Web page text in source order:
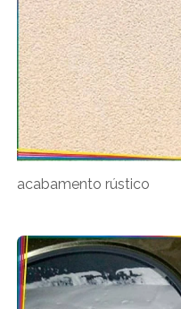
acabamento rústico